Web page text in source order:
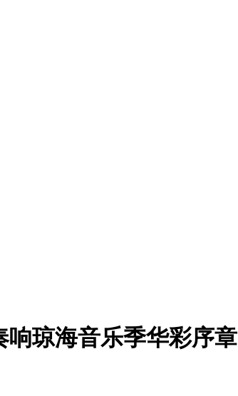
响琼海音乐季华彩序章